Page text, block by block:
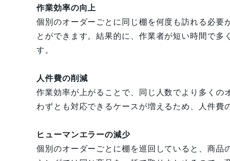
作業効率の向上
個別のオーダーごとに同じ棚を何度も訪れる必要
とができます。結果的に、作業者が短い時間で多
す。
人件費の削減
作業効率が上がることで、同じ人数でより多くの
わずとも対応できるケースが増えるため、人件費
ヒューマンエラーの減少
個別のオーダーごとに棚を巡回していると、商品